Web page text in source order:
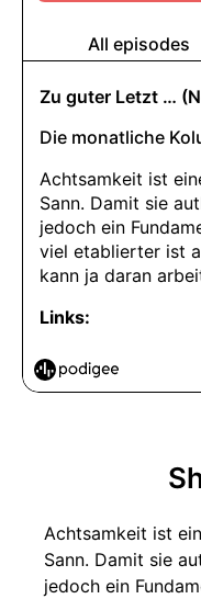
Achtsamkeit ist
Sann. Damit sie
jedoch ein